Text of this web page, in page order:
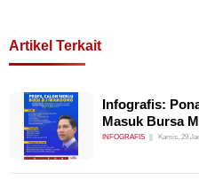
Artikel Terkait
Infografis:
Masuk Bursa
INFOGRAFIS Kamis, 29